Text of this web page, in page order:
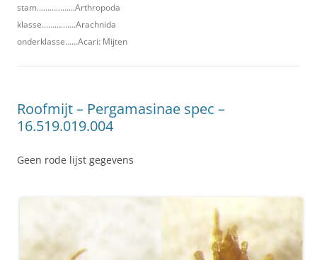
stam………………Arthropoda
klasse…………….Arachnida
onderklasse……Acari: Mijten
Roofmijt – Pergamasinae spec –
16.519.019.004
Geen rode lijst gegevens